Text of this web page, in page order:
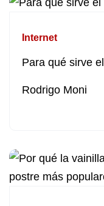
Internet
Para qué sirve
Rodrigo Moni